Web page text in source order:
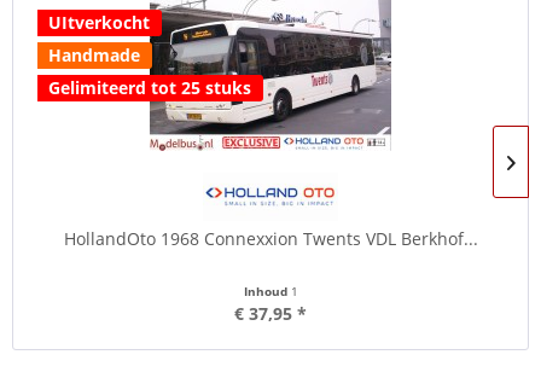
UItverkocht
Handmade
Gelimiteerd tot 25 stuks
HollandOto 1968 Connexxion Twents VDL Berkhof...
Inhoud 1
€ 37,95 *